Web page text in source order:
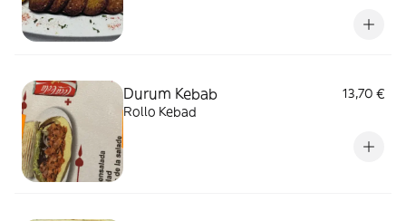
Durum Kebab
13,70 €
Rollo Kebad